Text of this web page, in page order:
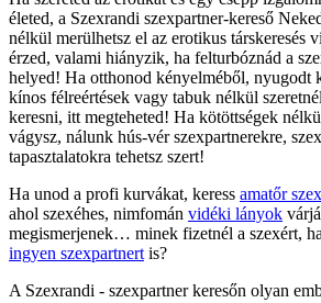
életed, a Szexrandi szexpartner-kereső
nélkül merülhetsz el az erotikus társkeresés
érzed, valami hiányzik, ha felturbóznád a
helyed! Ha otthonod kényelméből, nyugodt
kínos félreértések vagy tabuk nélkül
keresni, itt megteheted! Ha kötöttségek
vágysz, nálunk hús-vér szexpartnerekre,
tapasztalatokra tehetsz szert!
Ha unod a profi kurvákat, keress amatőr
ahol szexéhes, nimfomán vidéki lányok
megismerjenek… minek fizetnél a szexért,
ingyen szexpartnert is?
A Szexrandi - szexpartner keresőn olyan